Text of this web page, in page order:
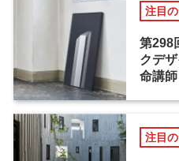
注目
第298
クデ
命講師
注目